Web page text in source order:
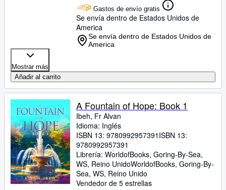
Gastos de envío gratis
Se envía dentro de Estados Unidos de
America
Se envía dentro de Estados Unidos de
America
Mostrar más
Añadir al carrito
A Fountain of Hope: Book 1
Ibeh, Fr Alvan
Idioma: Inglés
ISBN 13: 9780992957391 ISBN 13:
9780992957391
Librería: WorldofBooks, Goring-By-Sea,
WS, Reino UnidoWorldofBooks, Goring-By-
Sea, WS, Reino Unido
Vendedor de 5 estrellas